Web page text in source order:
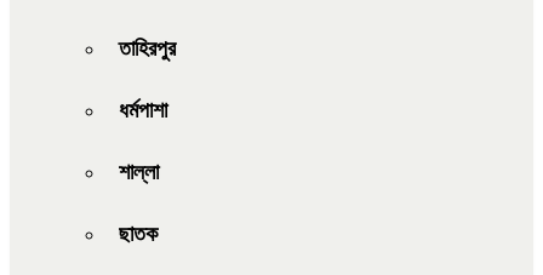
তাহিরপুর
ধর্মপাশা
শাল্লা
ছাতক